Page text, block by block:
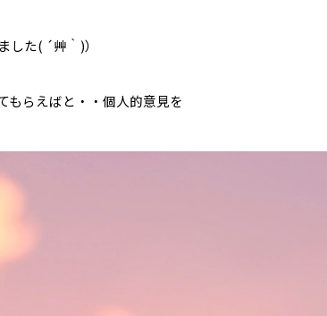
た( ´艸｀)）
もらえばと・・個人的意見を